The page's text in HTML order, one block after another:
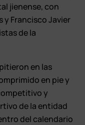
jienense, con
y Francisco Javier
de la
en las
en pie y
y
de la entidad
del calendario